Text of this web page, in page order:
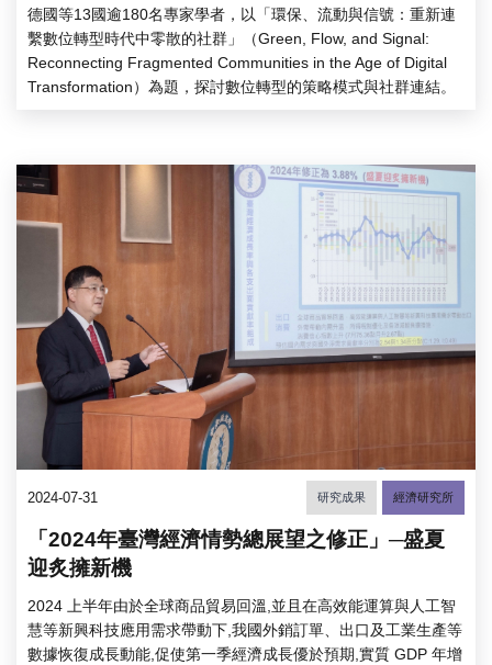
德國等13國逾180名專家學者，以「環保、流動與信號：重新連
繫數位轉型時代中零散的社群」（Green, Flow, and Signal:
Reconnecting Fragmented Communities in the Age of Digital
Transformation）為題，探討數位轉型的策略模式與社群連結。
2024-07-31 研究成果 經濟研究所
「2024年臺灣經濟情勢總展望之修正」─盛夏
迎炙擁新機
2024 上半年由於全球商品貿易回溫,並且在高效能運算與人工智
慧等新興科技應用需求帶動下,我國外銷訂單、出口及工業生產等
數據恢復成長動能,促使第一季經濟成長優於預期,實質 GDP 年增